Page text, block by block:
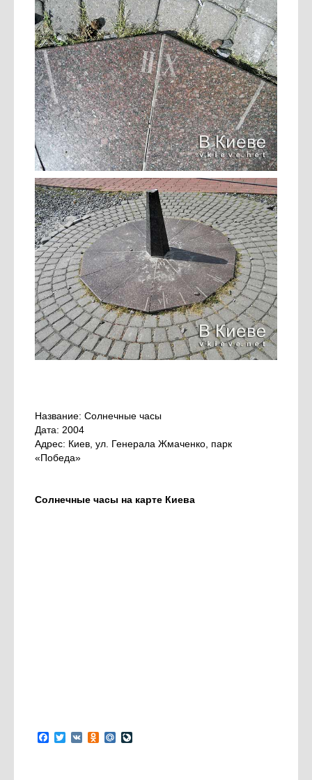
Название: Солнечные часы
Дата: 2004
Адрес: Киев, ул. Генерала Жмаченко, парк
«Победа»
Солнечные часы на карте Киева
Facebook
Twitter
VK Odnoklassniki
Mail.Ru